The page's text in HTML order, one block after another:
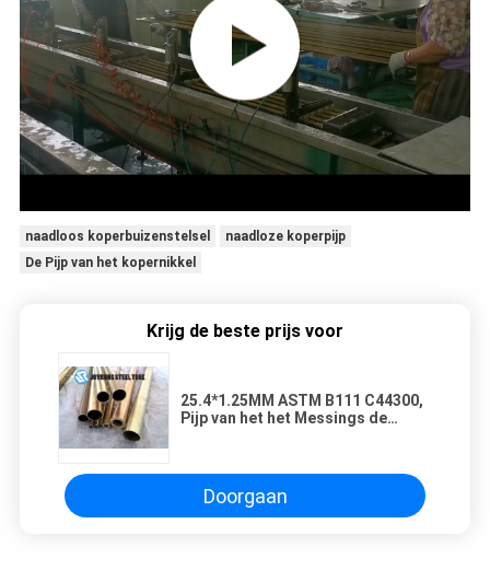
naadloos koperbuizenstelsel
naadloze koperpijp
De Pijp van het kopernikkel
Krijg de beste prijs voor
25.4*1.25MM ASTM B111 C44300,
Pijp van het het Messings de
Doorgaan